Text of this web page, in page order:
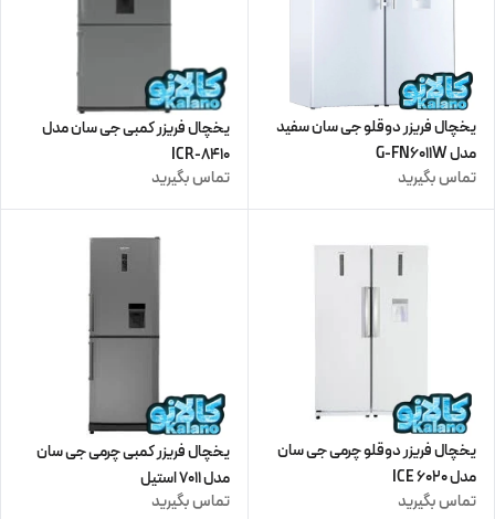
یخچال فریزر دوقلو جی سان سفید
مدل G-FN6011W
تماس بگیرید
یخچال فریزر کمبی جی سان مدل
8410-ICR
تماس بگیرید
یخچال فریزر دوقلو چرمی جی سان
مدل 6020 ICE
تماس بگیرید
یخچال فریزر کمبی چرمی جی سان
مدل 7011 استیل
تماس بگیرید